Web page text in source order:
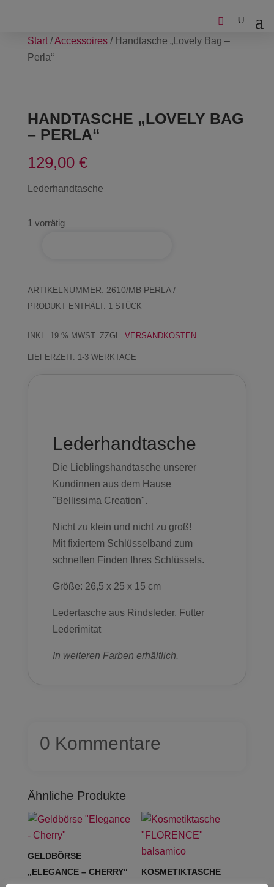
Start/Accessoires/ Handtasche „Lovely Bag –
Perla“
HANDTASCHE „LOVELY BAG
– PERLA“
129,00 €
Lederhandtasche
1 vorrätig
Bag
-
Menge
ARTIKELNUMMER: 2610/MB PERLA
PRODUKT ENTHÄLT: 1 STÜCK
INKL. 19 % MWST. ZZGL. VERSANDKOSTEN
LIEFERZEIT: 1-3 WERKTAGE
Lederhandtasche
Die Lieblingshandtasche unserer
Kundinnen aus dem Hause
"Bellissima Creation".
Nicht zu klein und nicht zu groß!
Mit fixiertem Schlüsselband zum
schnellen Finden Ihres Schlüssels.
Größe: 26,5 x 25 x 15 cm
Ledertasche aus Rindsleder, Futter
Lederimitat
In weiteren Farben erhältlich.
0 Kommentare
Ähnliche Produkte
GELDBÖRSE
„ELEGANCE – CHERRY“
KOSMETIKTASCHE